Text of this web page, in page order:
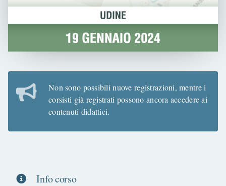
Info corso
Non sono possibili nuove registrazioni, mentre i
corsisti già registrati possono ancora accedere ai
contenuti didattici.